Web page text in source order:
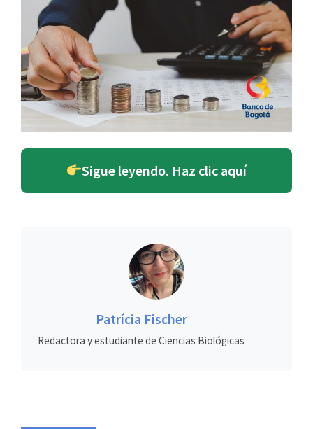
Sigue leyendo. Haz clic aquí
Patrícia Fischer
Redactora y estudiante de Ciencias Biológicas